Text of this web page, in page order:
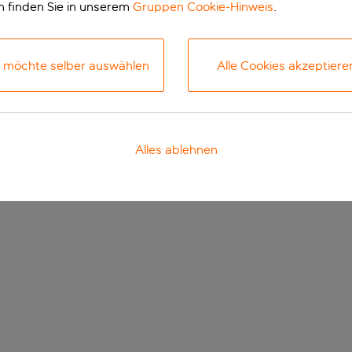
finden Sie in unserem Gruppen Cookie-Hinweis.
möchte selber auswählen Alle Cookies
Alles ablehnen